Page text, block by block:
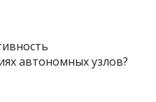
автономных узлов?